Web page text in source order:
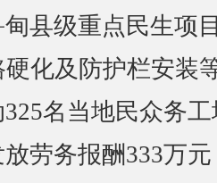
县级重点民生项
化及防护栏安装
名当地民众务工
劳务报酬333万元